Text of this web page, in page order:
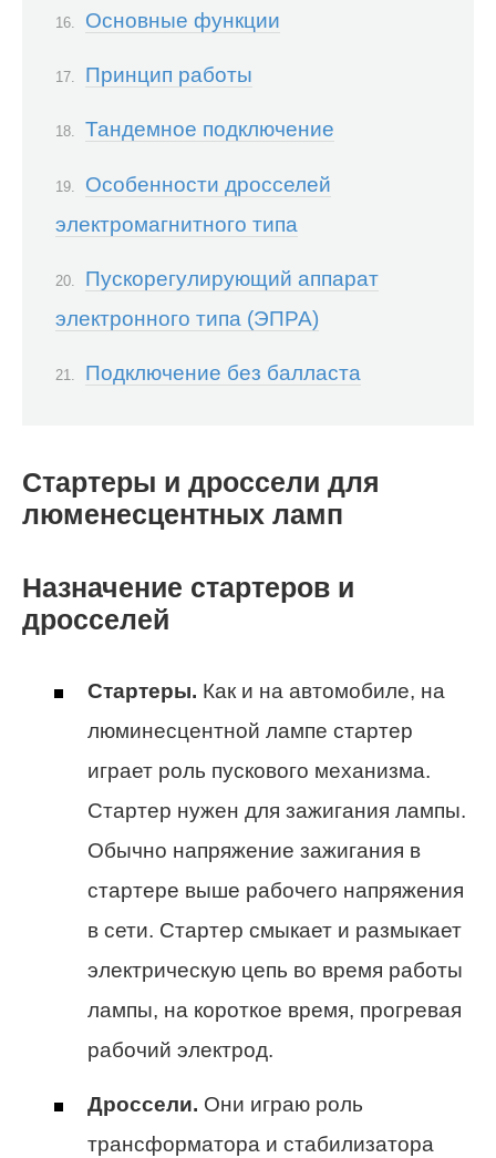
Основные функции
Принцип работы
Тандемное подключение
Особенности дросселей
электромагнитного типа
Пускорегулирующий аппарат
электронного типа (ЭПРА)
Подключение без балласта
Стартеры и дроссели для
люменесцентных ламп
Назначение стартеров и
дросселей
Стартеры. Как и на автомобиле, на
люминесцентной лампе стартер
играет роль пускового механизма.
Стартер нужен для зажигания лампы.
Обычно напряжение зажигания в
стартере выше рабочего напряжения
в сети. Стартер смыкает и размыкает
электрическую цепь во время работы
лампы, на короткое время, прогревая
рабочий электрод.
Дроссели. Они играю роль
трансформатора и стабилизатора